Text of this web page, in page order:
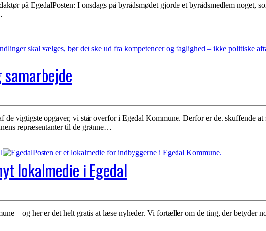
på EgedalPosten: I onsdags på byrådsmødet gjorde et byrådsmedlem
vigtigste opgaver, vi står overfor i Egedal Kommune. Derfor er det skuffende
repræsentanter til de grønne…
lokalmedie i Egedal
– og her er det helt gratis at læse nyheder. Vi fortæller om de ting, der